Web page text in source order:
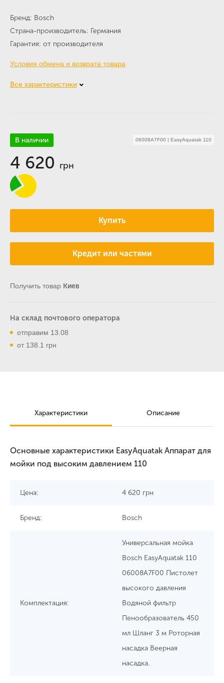
Бренд Bosch
Страна-производитель Германия
Гарантия от производителя
Условия обмена и возврата товара
Все характеристики
В наличии 06008A7F00 | EasyAquatak 110
4 620 грн
Купить
Кредит или частями
Получить товар Киев
На склад почтового оператора
отправим 13.08
от 138.1 грн
Характеристики Описание
Основные характеристики EasyAquatak Аппарат для
мойки под высоким давлением 110
Цена: 4 620 грн
Бренд: Bosch
Комплектация:
Универсальная мойка
Bosch EasyAquatak 110
06008A7F00 Пистолет
высокого давления
Водяной фильтр
Пенообразователь 450
мл Шланг 3 м Роторная
насадка Веерная
насадка.